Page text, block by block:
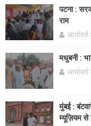
पटना :
राम
मधुबनी :
मुंबई :
म्यूज़ियम